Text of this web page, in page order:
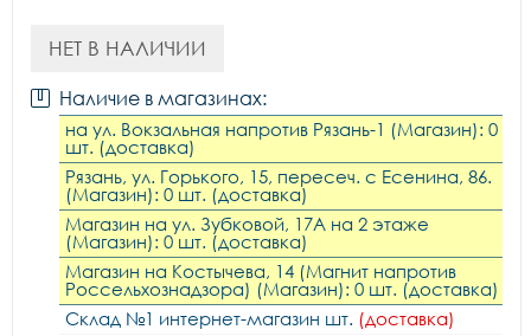
НЕТ В НАЛИЧИИ
Наличие в магазинах:
на ул. Вокзальная напротив Рязань-1 (Магазин): 0
шт. (доставка)
Рязань, ул. Горького, 15, пересеч. с Есенина, 86.
(Магазин): 0 шт. (доставка)
Магазин на ул. Зубковой, 17А на 2 этаже
(Магазин): 0 шт. (доставка)
Магазин на Костычева, 14 (Магнит напротив
Россельхознадзора) (Магазин): 0 шт. (доставка)
Склад №1 интернет-магазин шт. (доставка)